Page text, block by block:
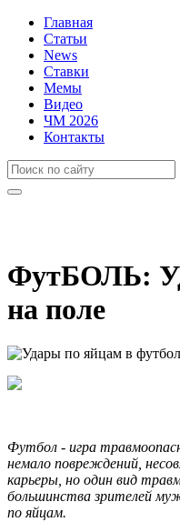
Главная
Статьи
News
Ставки
Мемы
Видео
ЧМ 2026
Контакты
ФутБОЛЬ:
на поле
Футбол - игра
немало повреждений,
карьеры, но один вид
большинства зрителей
по яйцам.